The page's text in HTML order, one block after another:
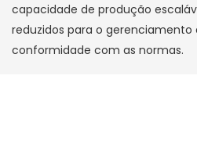
capacidade de produção
reduzidos para o
conformidade com as normas.